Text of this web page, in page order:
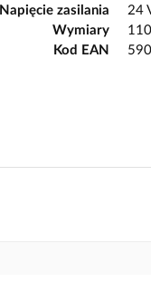
Napięcie zasilania
24
Wymiary
Kod EAN